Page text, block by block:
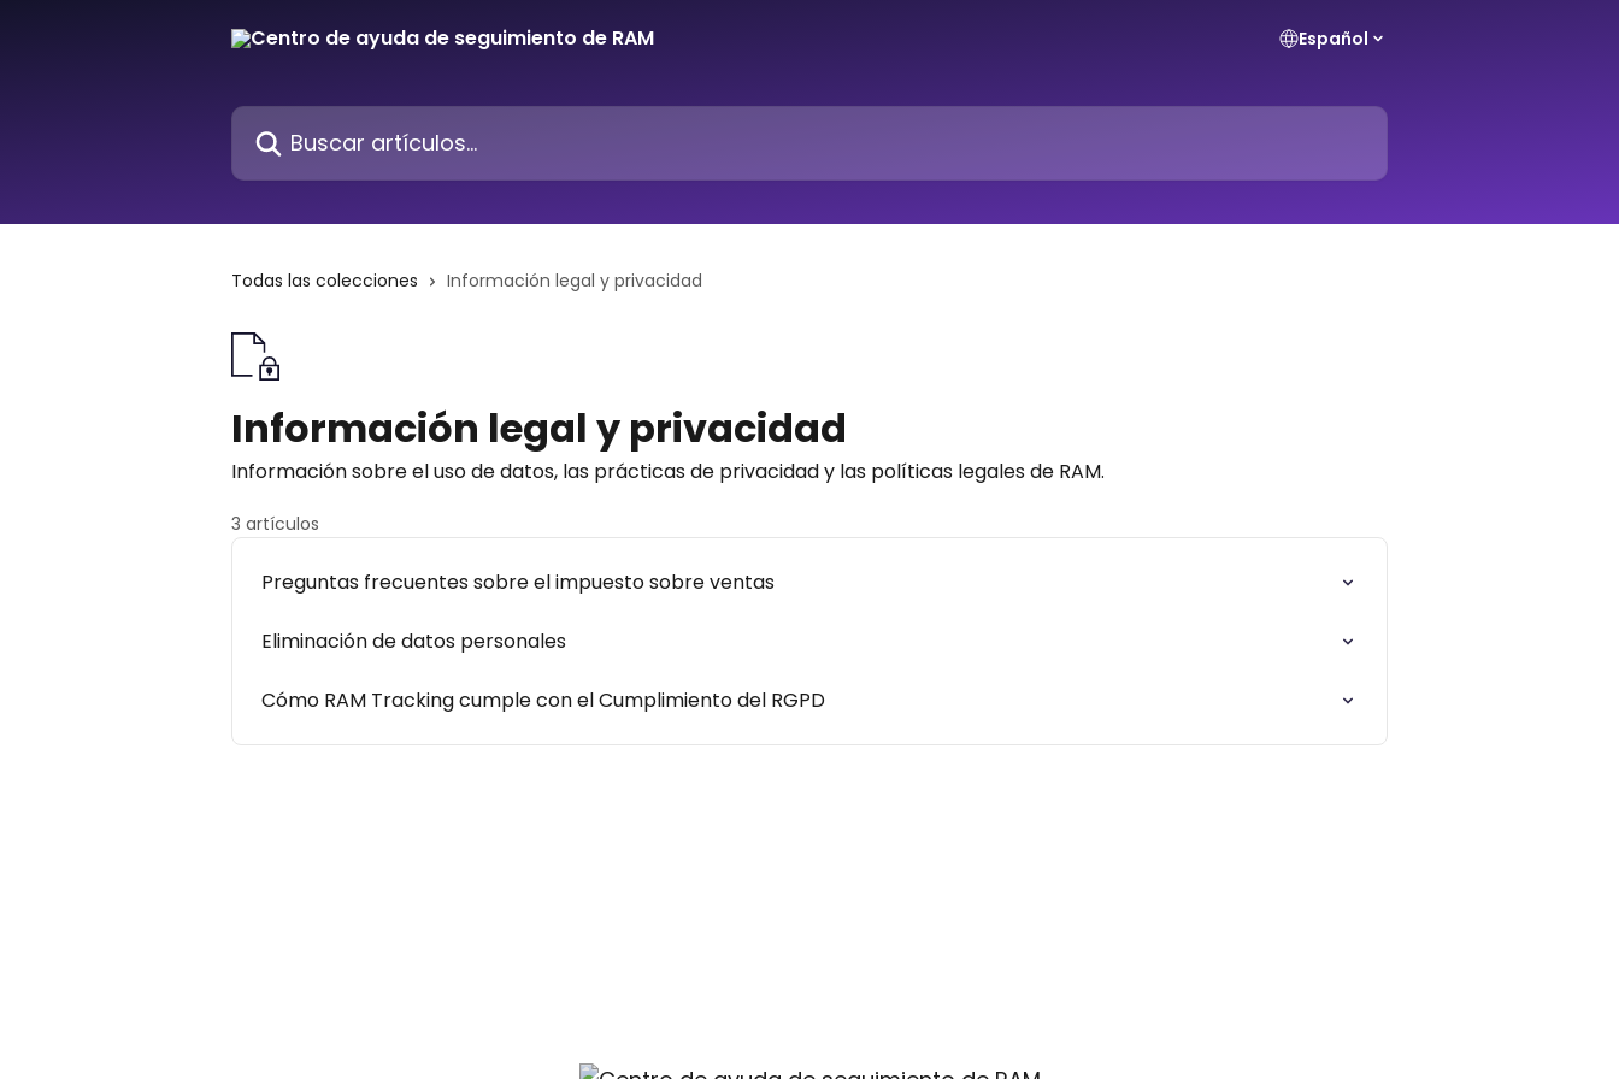
Español
Buscar artículos...
Todas las colecciones Información legal y privacidad
Información legal y privacidad
Información sobre el uso de datos, las prácticas de privacidad y las políticas legales de RAM.
3 artículos
Preguntas frecuentes sobre el impuesto sobre ventas
Eliminación de datos personales
Cómo RAM Tracking cumple con el Cumplimiento del RGPD